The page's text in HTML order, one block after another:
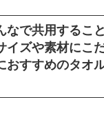
で共用するこ
ズや素材にこ
すすめのタオ